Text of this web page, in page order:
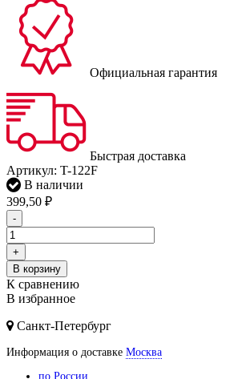
Официальная гарантия
Быстрая доставка
Артикул: T-122F
В наличии
399,50 ₽
-
+
В корзину
К сравнению
В избранное
Санкт-Петербург
Информация о доставке Москва
по России